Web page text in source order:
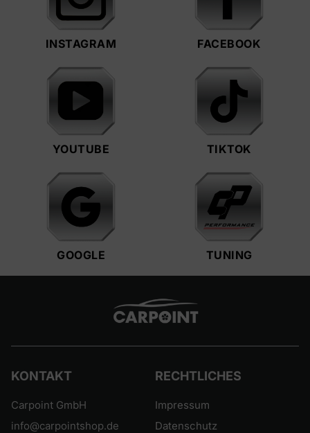
INSTAGRAM FACEBOOK
YOUTUBE TIKTOK
GOOGLE TUNING
KONTAKT
Carpoint GmbH
info@carpointshop.de
RECHTLICHES
Impressum
Datenschutz